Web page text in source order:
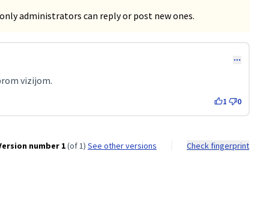
administrators can reply or post new ones.
vizijom.
1 0
number 1(of 1) see other versions Check fingerprint